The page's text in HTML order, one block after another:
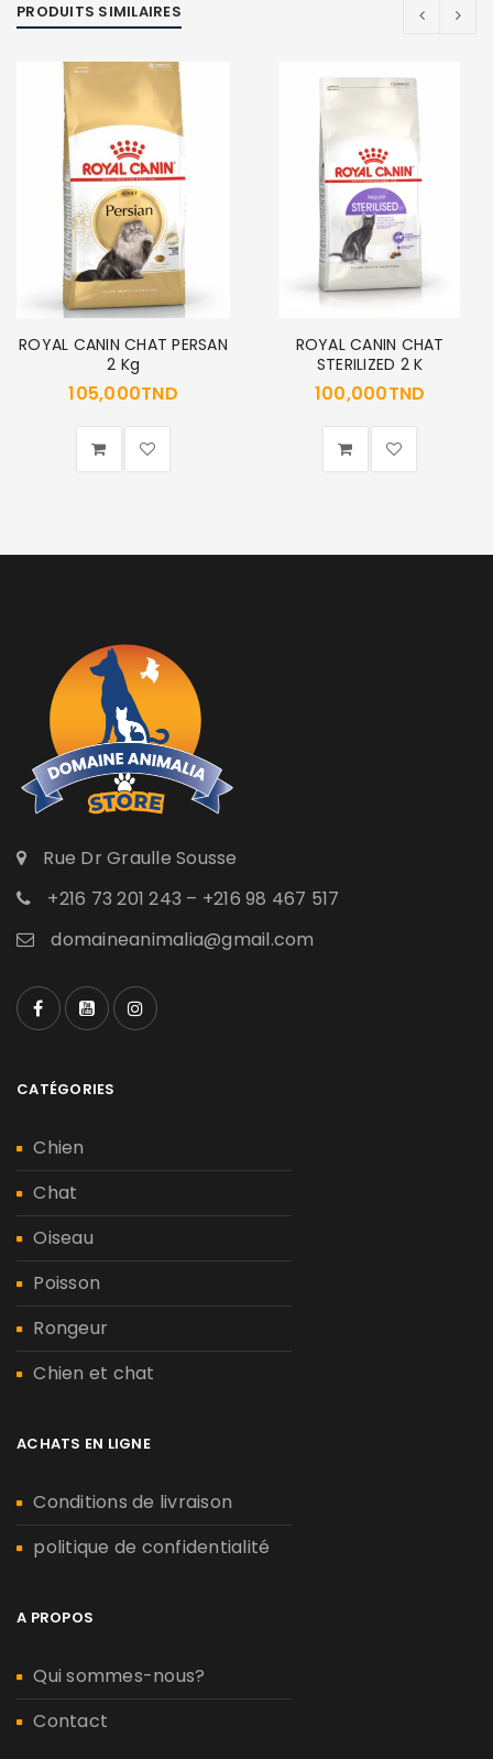
PRODUITS SIMILAIRES
ROYAL CANIN CHAT PERSAN
2 Kg
105,000TND
ROYAL CANIN CHAT
STERILIZED 2 K
100,000TND
Rue Dr Graulle Sousse
+216 73 201 243 – +216 98 467 517
domaineanimalia@gmail.com
CATÉGORIES
Chien
Chat
Oiseau
Poisson
Rongeur
Chien et chat
ACHATS EN LIGNE
Conditions de livraison
politique de confidentialité
A PROPOS
Qui sommes-nous?
Contact